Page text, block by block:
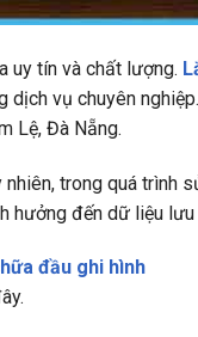
uy tín và chất lượng.
dịch vụ chuyên
Lệ, Đà Nẵng.
trong quá trình
hưởng đến dữ liệu lưu
đầu ghi hình